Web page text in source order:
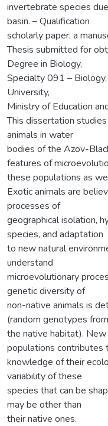
invertebrate species
basin. – Qualification
scholarly paper: a
Thesis submitted for
Degree in Biology,
Specialty 091 – Biology.
University,
Ministry of Education
This dissertation
animals in water
bodies of the Azov-
features of
these populations as
Exotic animals are
processes of
geographical isolation,
species, and adaptation
to new natural
understand
microevolutionary
genetic diversity of
non-native animals is
(random genotypes from
the native habitat).
populations contributes
knowledge of their
variability of these
species that can be
may be other than
their native ones.